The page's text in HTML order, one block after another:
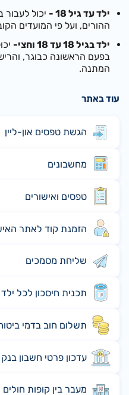
ילד עד גיל 18 -
יכול לעבור
ההורים, ועל פי המועדים
ילד בגיל 18 עד 18 וחצי-
יכול
בפעם הראשונה כבוגר,
המתנה.
עוד באתר
הגשת טפסים און-ליין
מחשבונים
טפסים ואישורים
הזמנת קוד לאתר האישי
שליחת מסמכים
תכנית חיסכון לכל ילד
תשלום חוב בדמי ביטוח
עדכון פרטי חשבון בנק
מעבר בין קופות חולים